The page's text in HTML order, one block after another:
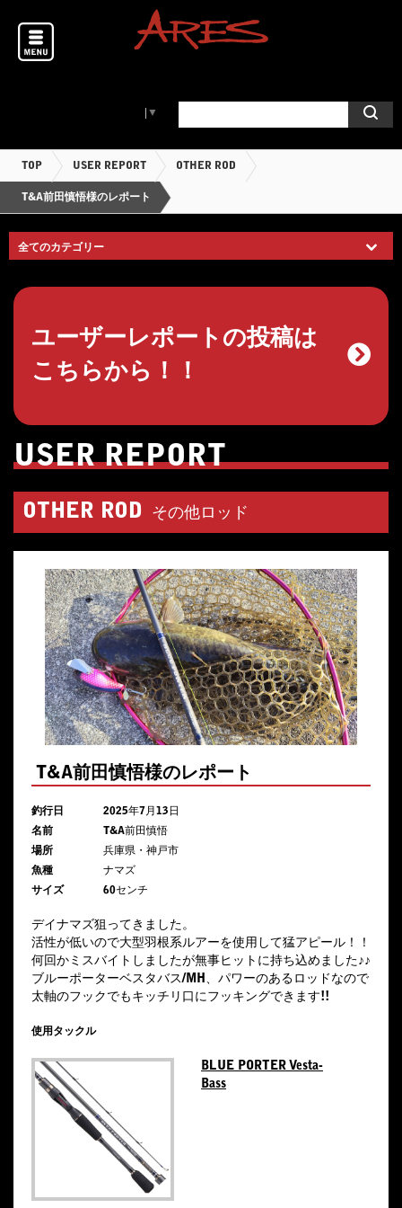
▼
TOP USER REPORT OTHER ROD
T&A前田慎悟様のレポート
ユーザーレポートの投稿は
こちらから！！
USER REPORT
OTHER ROD その他ロッド
T&A前田慎悟様のレポート
釣行日
2025年7月13日
名前
T&A前田慎悟
場所
兵庫県・神戸市
魚種
ナマズ
サイズ
60センチ
デイナマズ狙ってきました。
活性が低いので大型羽根系ルアーを使用して猛アピール！！
何回かミスバイトしましたが無事ヒットに持ち込めました♪♪
ブルーポーターベスタバス/MH、パワーのあるロッドなので
太軸のフックでもキッチリ口にフッキングできます!!
使用タックル
BLUE PORTER Vesta-
Bass